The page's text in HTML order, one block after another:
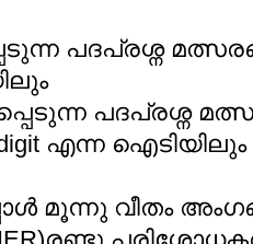
പദപ്രശ്ന
പദപ്രശ്ന
4digit എന്ന
മൂന്നു വീതം